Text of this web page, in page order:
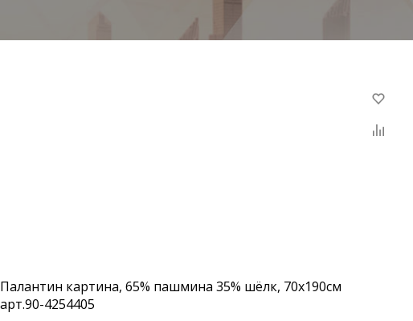
Палантин картина, 65% пашмина 35% шёлк, 70x190см
арт.90-4254405